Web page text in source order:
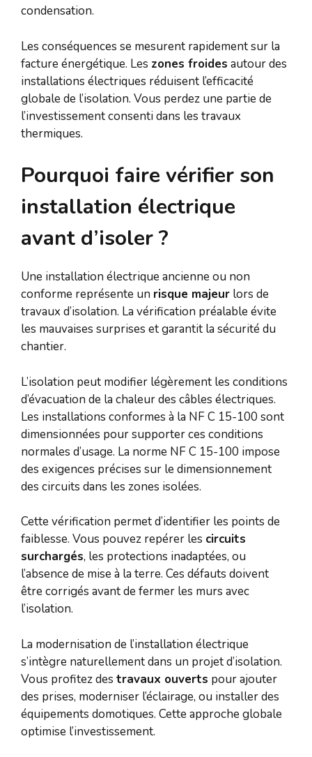
condensation.
Les conséquences se mesurent rapidement sur la
facture énergétique. Les zones froides autour des
installations électriques réduisent l’efficacité
globale de l’isolation. Vous perdez une partie de
l’investissement consenti dans les travaux
thermiques.
Pourquoi faire vérifier son
installation électrique
avant d’isoler ?
Une installation électrique ancienne ou non
conforme représente un risque majeur lors de
travaux d’isolation. La vérification préalable évite
les mauvaises surprises et garantit la sécurité du
chantier.
L’isolation peut modifier légèrement les conditions
d’évacuation de la chaleur des câbles électriques.
Les installations conformes à la NF C 15-100 sont
dimensionnées pour supporter ces conditions
normales d’usage. La norme NF C 15-100 impose
des exigences précises sur le dimensionnement
des circuits dans les zones isolées.
Cette vérification permet d’identifier les points de
faiblesse. Vous pouvez repérer les circuits
surchargés, les protections inadaptées, ou
l’absence de mise à la terre. Ces défauts doivent
être corrigés avant de fermer les murs avec
l’isolation.
La modernisation de l’installation électrique
s’intègre naturellement dans un projet d’isolation.
Vous profitez des travaux ouverts pour ajouter
des prises, moderniser l’éclairage, ou installer des
équipements domotiques. Cette approche globale
optimise l’investissement.